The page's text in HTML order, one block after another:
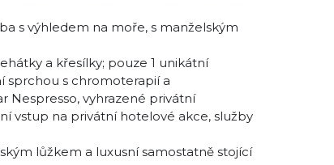
s výhledem na moře, s manželským
a křesílky; pouze 1 unikátní
sprchou s chromoterapií a
Nespresso, vyhrazené privátní
vstup na privátní hotelové akce, služby
lůžkem a luxusní samostatně stojící